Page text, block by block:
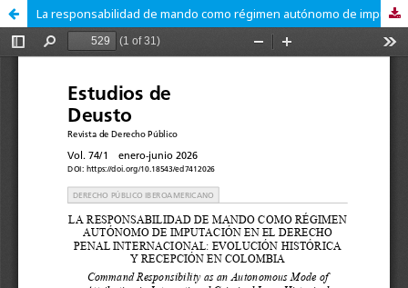
La responsabilidad de mando como régimen autónomo de imputación en el Derecho Penal Internacional: evolución histórica y recepción en Colombia